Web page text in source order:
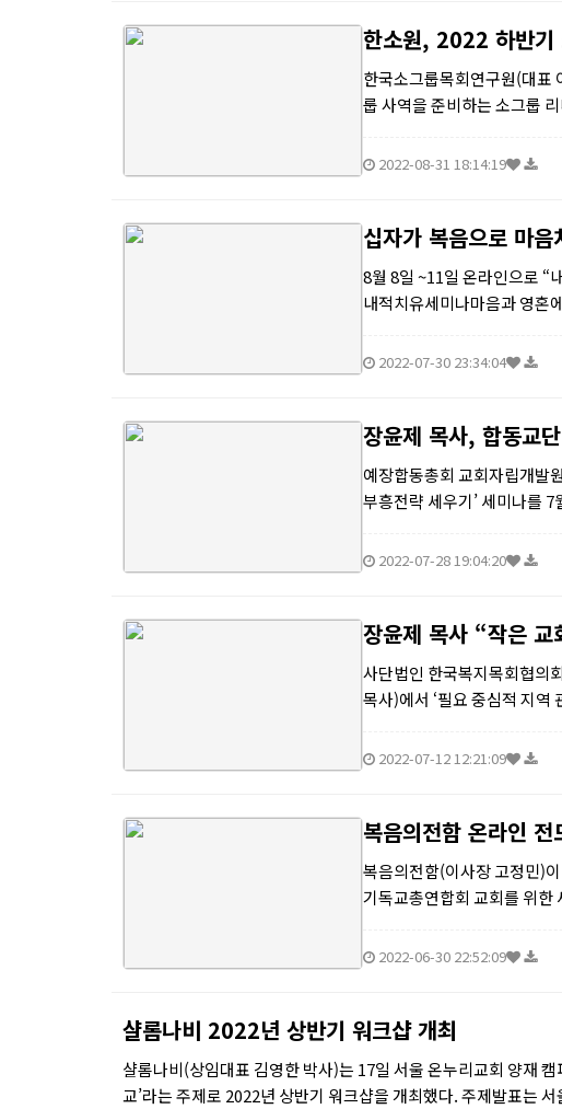
한소원, 2022 하반기
한국소그룹목회연구원(대표
룹 사역을 준비하는 소그룹
2022-08-31 18:14:19
십자가 복음으로 마
8월 8일 ~11일 온라인으로 “
내적치유세미나마음과 영혼
2022-07-30 23:34:04
장윤제 목사, 합동교
예장합동총회 교회자립개발
부흥전략 세우기’ 세미나를
2022-07-28 19:04:20
장윤제 목사 “작은
사단법인 한국복지목회협의
목사)에서 ‘필요 중심적 지역
2022-07-12 12:21:09
복음의전함 온라인 전
복음의전함(이사장 고정민)
기독교총연합회 교회를 위한
2022-06-30 22:52:09
샬롬나비 2022년 상반기 워크샵 개최
샬롬나비(상임대표 김영한 박사)는 17일 서울 온누리교회 양재
교’라는 주제로 2022년 상반기 워크샵을 개최했다. 주제발표는